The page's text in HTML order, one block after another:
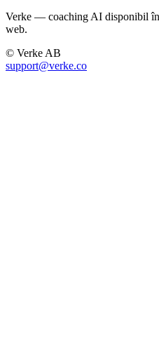
Verke — coaching AI disponibil
web.
© Verke AB
support@verke.co